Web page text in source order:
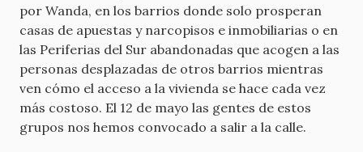
por Wanda, en los barrios donde solo prosperan
casas de apuestas y narcopisos e inmobiliarias o en
las Periferias del Sur abandonadas que acogen a las
personas desplazadas de otros barrios mientras
ven cómo el acceso a la vivienda se hace cada vez
más costoso. El 12 de mayo las gentes de estos
grupos nos hemos convocado a salir a la calle.